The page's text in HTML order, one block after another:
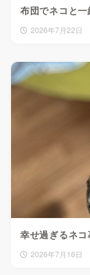
布団でネコと一
2026年7月22日
幸せ過ぎるネコ
2026年7月16日